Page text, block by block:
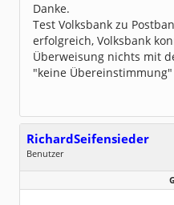
Danke.
Test Volksbank zu
erfolgreich, Volksbank
Überweisung nichts mit
"keine Übereinstimmung"
RichardSeifensieder
Benutzer
Geschlecht:
keine Angabe
Dabei seit:
08 / 2017